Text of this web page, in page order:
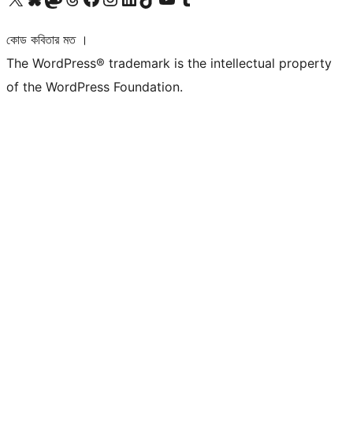
কোড কবিতার মত ।
The WordPress® trademark is the intellectual property
of the WordPress Foundation.